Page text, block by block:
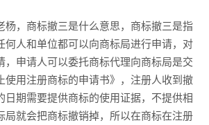
杨，商标撤三是什么意思，商标撤三是指
何人和单位都可以向商标局进行申请，对
，申请人可以委托商标代理向商标局是交
使用注册商标的申请书》，注册人收到撤
日期需要提供商标的使用证据，不提供相
局就会把商标撤销掉，所以在商标在注册